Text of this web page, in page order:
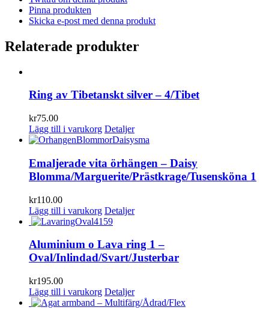
Pinna produkten
Skicka e-post med denna produkt
Relaterade produkter
Ring av Tibetanskt silver – 4/Tibet
kr75.00
Lägg till i varukorg Detaljer
Emaljerade vita örhängen – Daisy
Blomma/Marguerite/Prästkrage/Tusensköna 1
kr110.00
Lägg till i varukorg Detaljer
Aluminium o Lava ring 1 –
Oval/Inlindad/Svart/Justerbar
kr195.00
Lägg till i varukorg Detaljer